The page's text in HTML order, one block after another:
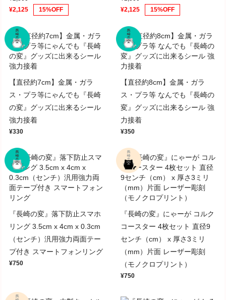
¥2,125
15%OFF
¥2,125
15%OFF
【直径約7cm】金属・ガラ
ス・プラ等にゃんでも『長崎
の変』グッズに出来るシール
強力接着
¥330
【直径約8cm】金属・ガラ
ス・プラ等 なんでも『長崎の
変』グッズに出来るシール 強
力接着
¥350
『長崎の変』落下防止スマホ
リング 3.5cm x 4cm x 0.3cm
（センチ）汎用強力両面テー
プ付き スマートフォンリング
¥750
『長崎の変』にゃーが コルク
コースター 4枚セット 直径9
センチ（cm） x 厚さ3ミリ
（mm）片面 レーザー彫刻
（モノクロプリント）
¥750